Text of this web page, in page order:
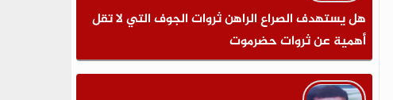
هل يستهدف الصراع الراهن ثروات الجوف التي لا تقل
أهمية عن ثروات حضرموت